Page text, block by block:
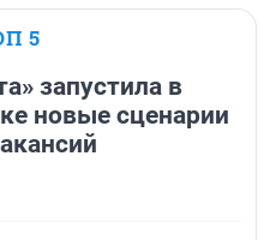
5
запустила в
новые сценарии